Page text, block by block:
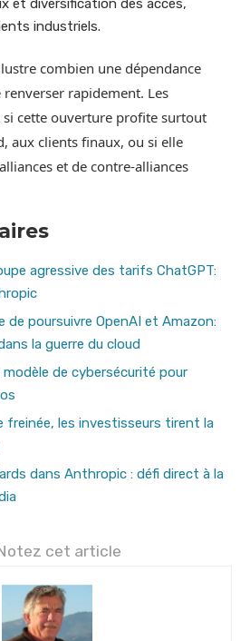
et diversification des accès,
industriels.
combien une dépendance
rapidement. Les
cette ouverture profite surtout
aux clients finaux, ou si elle
et de contre-alliances
agressive des tarifs ChatGPT:
de poursuivre OpenAI et Amazon:
la guerre du cloud
modèle de cybersécurité pour
freinée, les investisseurs tirent la
dans Anthropic : défi direct à la
cet article